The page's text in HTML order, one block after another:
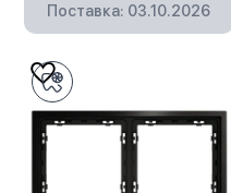
Поставка: 03.10.2026